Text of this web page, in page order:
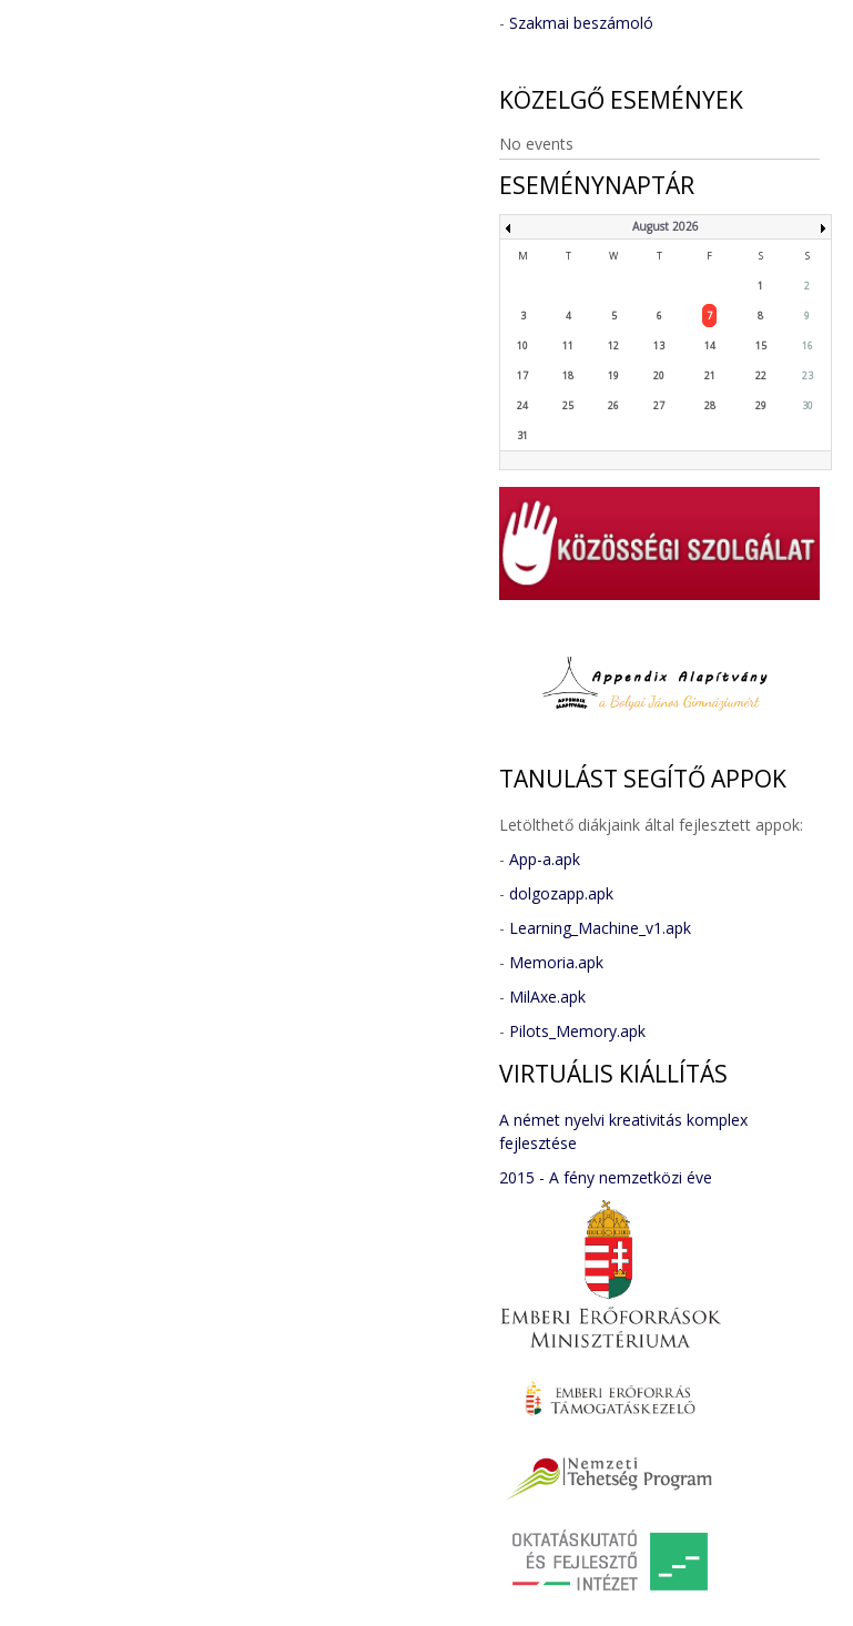
- Szakmai beszámoló
KÖZELGŐ ESEMÉNYEK
No events
ESEMÉNYNAPTÁR
August 2026
M T W T F S S
1 2
3 4 5 6 7 8 9
10 11 12 13 14 15 16
17 18 19 20 21 22 23
24 25 26 27 28 29 30
31
TANULÁST SEGÍTŐ APPOK
Letölthető diákjaink által fejlesztett appok:
- App-a.apk
- dolgozapp.apk
- Learning_Machine_v1.apk
- Memoria.apk
- MilAxe.apk
- Pilots_Memory.apk
VIRTUÁLIS KIÁLLÍTÁS
A német nyelvi kreativitás komplex
fejlesztése
2015 - A fény nemzetközi éve